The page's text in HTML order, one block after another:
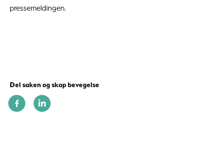
pressemeldingen.
Del saken og skap bevegelse